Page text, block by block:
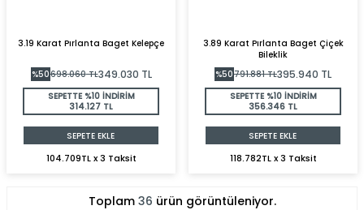
3.19 Karat Pırlanta Baget Kelepçe
%50698.060TL349.030 TL
SEPETTE %10 İNDİRİM
314.127 TL
SEPETE EKLE
104.709TL x 3 Taksit
3.89 Karat Pırlanta Baget Çiçek
Bileklik
%50791.881TL395.940 TL
SEPETTE %10 İNDİRİM
356.346 TL
SEPETE EKLE
118.782TL x 3 Taksit
Toplam 36 ürün görüntüleniyor.